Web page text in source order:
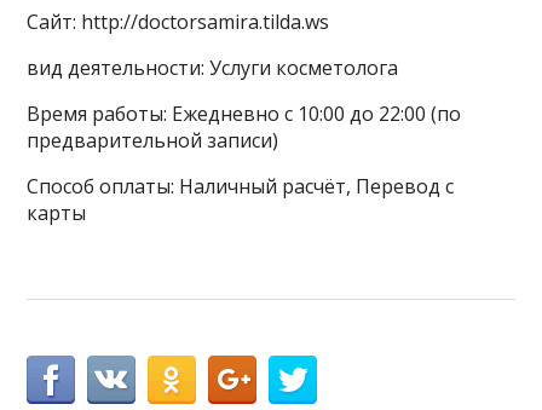
Сайт: http://doctorsamira.tilda.ws
вид деятельности: Услуги косметолога
Время работы: Ежедневно с 10:00 до 22:00 (по
предварительной записи)
Способ оплаты: Наличный расчёт, Перевод с
карты